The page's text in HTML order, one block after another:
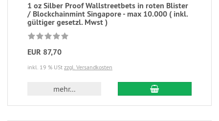
1 oz Silber Proof Wallstreetbets in roten Blister
/ Blockchainmint Singapore - max 10.000 ( inkl.
gültiger gesetzl. Mwst )
EUR 87,70
inkl. 19 % USt zzgl. Versandkosten
mehr...